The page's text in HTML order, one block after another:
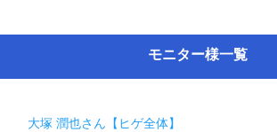
モニター様一覧
大塚 潤也さん【ヒゲ全体】